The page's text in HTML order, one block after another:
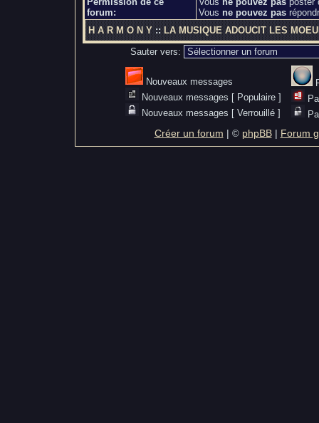
forum:
Vous ne pouvez pas
H A R M O N Y:: LA MUSIQUE ADOUCIT LES
Sauter vers:
Nouveaux messages
Nouveaux messages [ Populaire ]
Nouveaux messages [ Verrouillé ]
Créer un forum | © phpBB| Forum